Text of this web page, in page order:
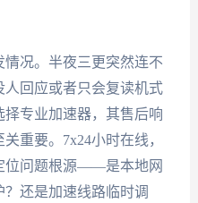
况。半夜三更突然连不
人回应或者只会复读机式
择专业加速器，其售后响
重要。7x24小时在线，
位问题根源——是本地网
还是加速线路临时调